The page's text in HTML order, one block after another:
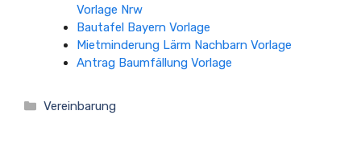
Vorlage Nrw
Bautafel Bayern Vorlage
Mietminderung Lärm Nachbarn Vorlage
Antrag Baumfällung Vorlage
Kategorien
Vereinbarung